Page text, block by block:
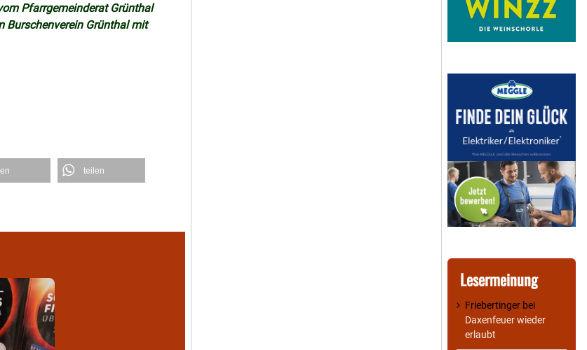
Pfarrgemeinderat Grünthal
Burschenverein Grünthal mit
teilen
Lesermeinung
Friebertinger bei
Daxenfeuer wieder
erlaubt